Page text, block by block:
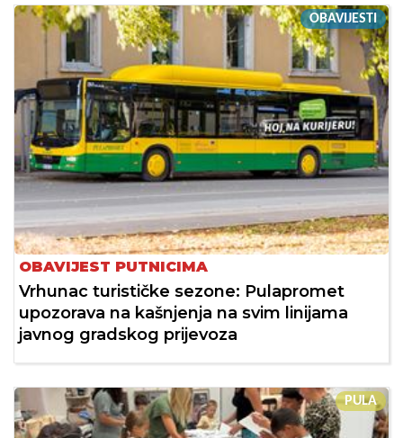
OBAVIJESTI
OBAVIJEST PUTNICIMA
Vrhunac turističke sezone: Pulapromet
upozorava na kašnjenja na svim linijama
javnog gradskog prijevoza
PULA